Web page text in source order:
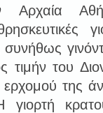
Αρχαία
συνήθως
τιμήν του
ερχομού της